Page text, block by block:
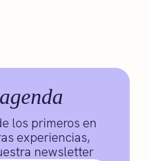
agenda
los primeros en
experiencias,
newsletter